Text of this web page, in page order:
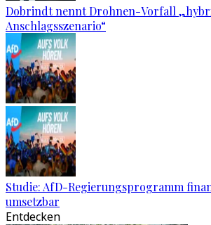
Dobrindt nennt Drohnen-Vorfall
Anschlagsszenario“
Studie: AfD-Regierungsprogramm
umsetzbar
Entdecken